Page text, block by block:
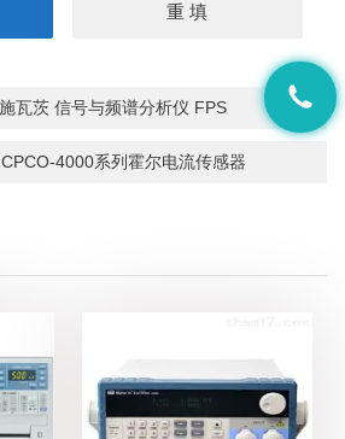
瓦茨 信号与频谱分析仪 FPS
4000系列霍尔电流传感器